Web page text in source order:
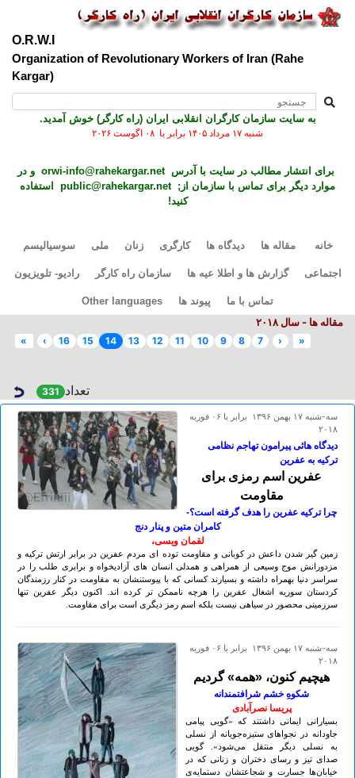
O.R.W.I
Organization of Revolutionary Workers of Iran (Rahe
Kargar)
به سايت سازمان کارگران انقلابی ايران (راه کارگر) خوش آمديد.
شنبه ۱۷ مرداد ۱۴۰۵ برابر با ۰۸ اگوست ۲۰۲۶
برای انتشار مطالب در سايت با آدرسorwi-info@rahekargar.net و در
موارد ديگر برای تماس با سازمان از;public@rahekargar.net
استفاده
کنید!
خانه مقاله ها دیدگاه ها کارگری زنان ملی سوسیالیسم
اجتماعی گزارش ها و اطلا عیه ها سازمان راه کارگر رادیو- تلویزیون
تماس با ما پیوند ها Other languages
مقاله ها - سال ۲٠۱۸
«
‹
7
8
9
10
11
12
13
14
15
16
›
»
تعداد 331
سه-شنبه ۱۷ بهمن ۱۳۹۶ برابر با ۰۶ فوريه
۲۰۱۸
دیدگاه هائی پیرامون تهاجم نظامی
ترکیه به عفرین
عفرین اسم رمزی برای
مقاومت
چرا ترکیه عفرین را هدف گرفته است؟-
کامران متین و پنار دنج
لقمان ویسی،
زمین گیر شدن داعش در کوبانی و مقاومت توده ای مردم عفرین در برابر ارتش ترکیه و
مزدورانش موج وسیعی از همراهی و همدلی انسان های آزادیخواه و برابری طلب را در
سراسر دنیا بهمراه داشته و بسیارند کسانی که با پیوستنشان به مقاومت در کنار رزمندگان
کردستان سوریه اشغال عفرین را هرچه ناممکن تر کرده اند. اکنون دیگر عفرین تنها
سرزمینی محصور در سیاهی نیست بلکه اسم رمز دیگری است برای مقاومت.
سه-شنبه ۱۷ بهمن ۱۳۹۶ برابر با ۰۶ فوريه
۲۰۱۸
هیچیم کنون، «همه» گردیم
شکوهِ خشم شرافتمندانه
پریسا نصرآبادی
بسیارانی ایمانی داشتند که «گویی پیامی
جاودانه در نجواهای ستیزه‌جویانه از نسلی
به نسلی دیگر منتقل می‌شود». گویی
صدای تیز و رسای دختران و زنانی که در
خیابان‌ها جسارت و شجاعتشان دستمایه‌ی